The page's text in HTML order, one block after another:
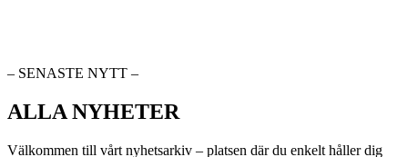
– SENASTE NYTT –
ALLA NYHETER
Välkommen till vårt nyhetsarkiv – platsen där du enkelt håller dig